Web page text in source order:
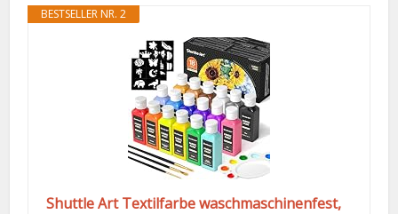
BESTSELLER NR. 2
Shuttle Art Textilfarbe waschmaschinenfest,